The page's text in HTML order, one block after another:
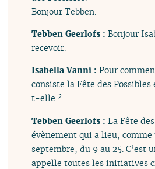
Bonjour Tebben.
Tebben Geerlofs :Bonjour
recevoir.
Isabella Vanni :Pour
consiste la Fête des Possibles
t-elle ?
Tebben Geerlofs :La Fête
évènement qui a lieu, comme
septembre, du 9 au 25. C’est
appelle toutes les initiatives